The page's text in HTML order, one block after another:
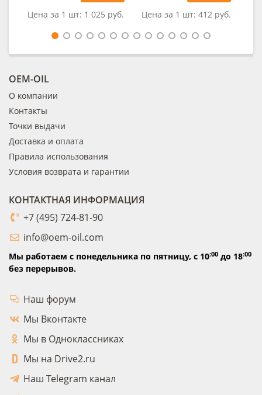
Цена за 1 шт: 1 025 руб.
Цена за 1 шт: 412 руб.
OEM-OIL
О компании
Контакты
Точки выдачи
Доставка и оплата
Правила использования
Условия возврата и гарантии
КОНТАКТНАЯ ИНФОРМАЦИЯ
+7 (495) 724-81-90
info@oem-oil.com
Мы работаем с понедельника по пятницу, с 10:00 до 18:00
без перерывов.
Наш форум
Мы Вконтакте
Мы в Одноклассниках
Мы на Drive2.ru
Наш Telegram канал